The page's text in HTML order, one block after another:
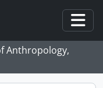
Anthropology,